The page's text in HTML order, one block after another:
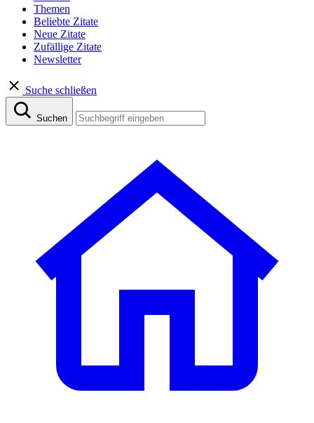
Themen
Beliebte Zitate
Neue Zitate
Zufällige Zitate
Newsletter
Suche schließen
Suchen